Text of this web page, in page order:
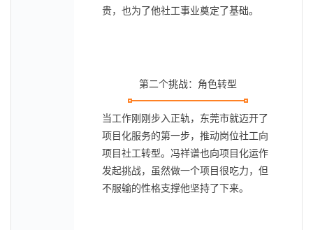
贵，也为了他社工事业奠定了基础。
第二个挑战：角色转型
当工作刚刚步入正轨，东莞市就迈开了
项目化服务的第一步，推动岗位社工向
项目社工转型。冯祥谱也向项目化运作
发起挑战，虽然做一个项目很吃力，但
不服输的性格支撑他坚持了下来。